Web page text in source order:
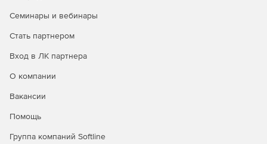
Семинары и вебинары
Стать партнером
Вход в ЛК партнера
О компании
Вакансии
Помощь
Группа компаний Softline